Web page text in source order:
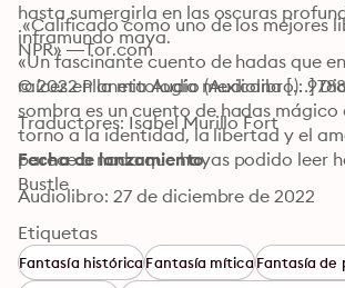
hasta sumergirla en las oscuras
inframundo maya.
«Un fascinante cuento de hadas que
raíces en la mitología mexicana […]
sombra es un cuento de hadas mágico
torno a la identidad, la libertad y el
parece a nada que hayas podido leer
Bustle
«Calificado como uno de los mejores
NPR» —Tor.com
© 2022 Planeta Audio (Audiolibro):
Traductores: Isabel Murillo Fort
Fecha de lanzamiento
Audiolibro: 27 de diciembre de 2022
Etiquetas
Fantasía históricaFantasía míticaFantasía de